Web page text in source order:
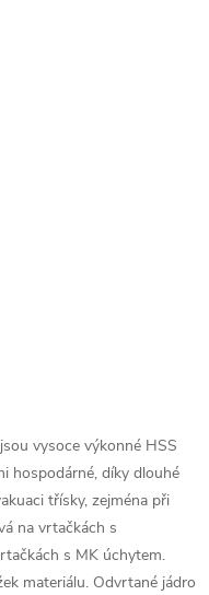
vysoce výkonné HSS
hospodárné, díky dlouhé
třísky, zejména při
na vrtačkách s
s MK úchytem.
materiálu. Odvrtané jádro